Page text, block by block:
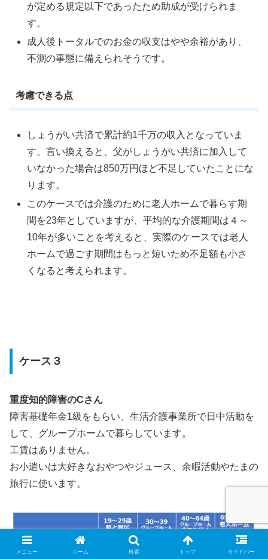
が定める規定以下であったため助成が受けられま
す。
成人後トータルでのお金の収支はやや余裕があり、
不測の事態に備えられそうです。
考慮できる点
しょうがい共済で累計約1千万の収入となっていま
す。言い換えると、父がしょうがい共済に加入して
いなかった場合は850万円ほど不足していたことにな
ります。
このケースでは介護のために老人ホームで暮らす期
間を23年としていますが、平均的な介護期間は４～
10年が多いことを考えると、実際のケースでは老人
ホームで過ごす期間はもっと短いため不足額も小さ
くなると考えられます。
ケース３
重度知的障害のCさん
障害基礎年金1級をもらい、生活介護事業所で日中活動を
して、グループホームで暮らしています。
工賃はありません。
お小遣いは大好きなおやつやジュース、余暇活動やたまの
旅行に使います。
メニュー ホーム 検索 トップ サイドバー